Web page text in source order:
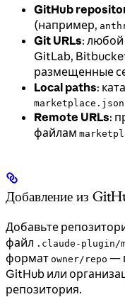
GitHub
(например,
Git URLs: любой
GitLab,
размещенные
Local paths:
marketplace.json
Remote URLs:
файлам
Добавление из
Добавьте
файл .claude-plugin/
формат owner/repo —
GitHub или
репозитория.